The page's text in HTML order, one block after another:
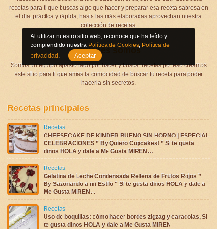
recetas para ti que buscas algo que hacer y preparar esa receta sabrosa en
el día, práctica y rápida, hasta las más elaboradas aprovechan nuestra
colección de recetas.
Quienes somos
Somos un equipo apasionado por hacer y buscar recetas por eso creamos
este sitio para ti que amas la comodidad de buscar tu receta para poder
hacerla sin secretos.
Recetas principales
Recetas
CHEESECAKE DE KINDER BUENO SIN HORNO | ESPECIAL
CELEBRACIONES ” By Quiero Cupcakes! ” Si te gusta
dinos HOLA y dale a Me Gusta MIREN…
Recetas
Gelatina de Leche Condensada Rellena de Frutos Rojos ”
By Sazonando a mi Estilo ” Si te gusta dinos HOLA y dale a
Me Gusta MIREN…
Recetas
Uso de boquillas: cómo hacer bordes zigzag y caracolas, Si
te gusta dinos HOLA y dale a Me Gusta MIREN
Al utilizar nuestro sitio web, reconoce que ha leído y
comprendido nuestra Política de Cookies, Política de
privacidad . Aceptar